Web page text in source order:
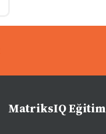
MatriksIQ Eğitim